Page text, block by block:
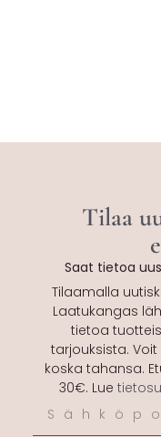
Tilaa
Saat tietoa
Tilaamalla
Laatukangas
tietoa
tarjouksista.
koska tahansa.
30€. Lue